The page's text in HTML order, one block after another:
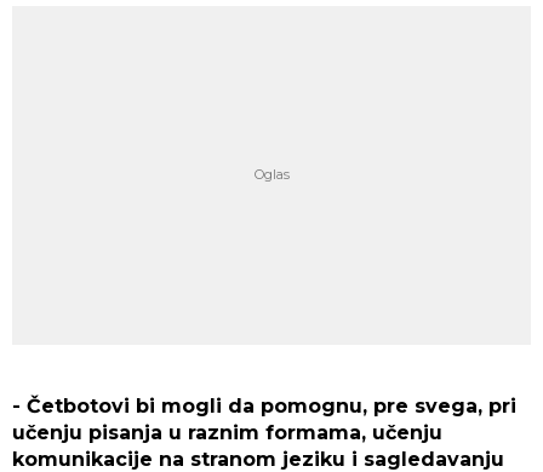
- Četbotovi bi mogli da pomognu, pre svega, pri
učenju pisanja u raznim formama, učenju
komunikacije na stranom jeziku i sagledavanju